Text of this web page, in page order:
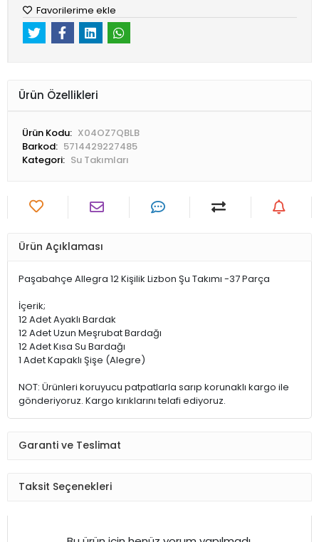
Favorilerime ekle
Ürün Özellikleri
Ürün Kodu: X04OZ7QBLB
Barkod: 5714429227485
Kategori: Su Takımları
Ürün Açıklaması
Paşabahçe Allegra 12 Kişilik Lizbon Şu Takımı -37 Parça
İçerik;
12 Adet Ayaklı Bardak
12 Adet Uzun Meşrubat Bardağı
12 Adet Kısa Su Bardağı
1 Adet Kapaklı Şişe (Alegre)
NOT: Ürünleri koruyucu patpatlarla sarıp korunaklı kargo ile
gönderiyoruz. Kargo kırıklarını telafi ediyoruz.
Garanti ve Teslimat
Taksit Seçenekleri